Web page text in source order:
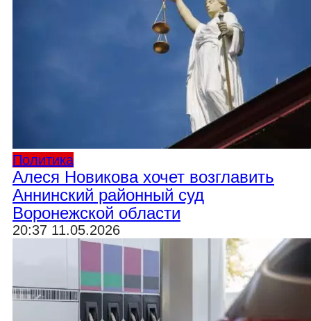
Политика
Алеся Новикова хочет возглавить
Аннинский районный суд
Воронежской области
20:37 11.05.2026